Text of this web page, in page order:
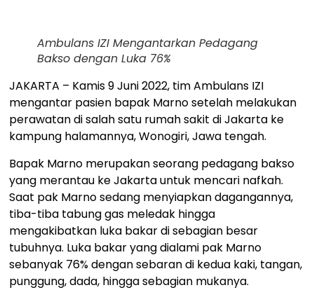
Ambulans IZI Mengantarkan Pedagang
Bakso dengan Luka 76%
JAKARTA – Kamis 9 Juni 2022, tim Ambulans IZI
mengantar pasien bapak Marno setelah melakukan
perawatan di salah satu rumah sakit di Jakarta ke
kampung halamannya, Wonogiri, Jawa tengah.
Bapak Marno merupakan seorang pedagang bakso
yang merantau ke Jakarta untuk mencari nafkah.
Saat pak Marno sedang menyiapkan dagangannya,
tiba-tiba tabung gas meledak hingga
mengakibatkan luka bakar di sebagian besar
tubuhnya. Luka bakar yang dialami pak Marno
sebanyak 76% dengan sebaran di kedua kaki, tangan,
punggung, dada, hingga sebagian mukanya.